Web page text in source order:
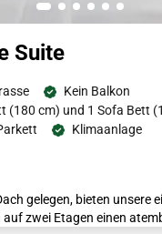
Suite
Kein Balkon
(180 cm) und 1 Sofa Bett
Klimaanlage
gelegen, bieten unsere
zwei Etagen einen